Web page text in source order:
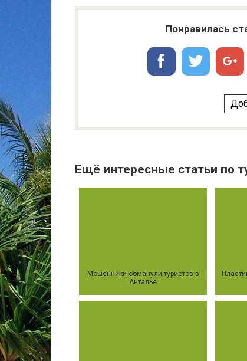
Понравилась
Ещё интересные статьи по
Мошенники обманули туристов в
Анталье